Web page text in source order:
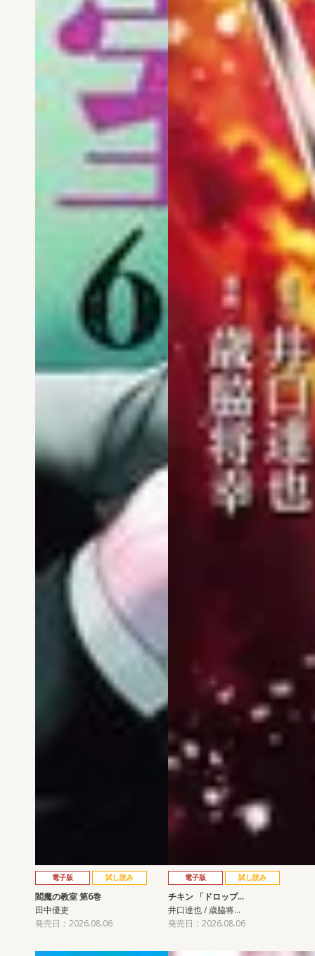
電子版 試し読み
閻魔の教室 第6巻
田中優吏
発売日：2026.08.06
電子版 試し読み
チキン 「ドロップ…
井口達也 / 歳脇将…
発売日：2026.08.06